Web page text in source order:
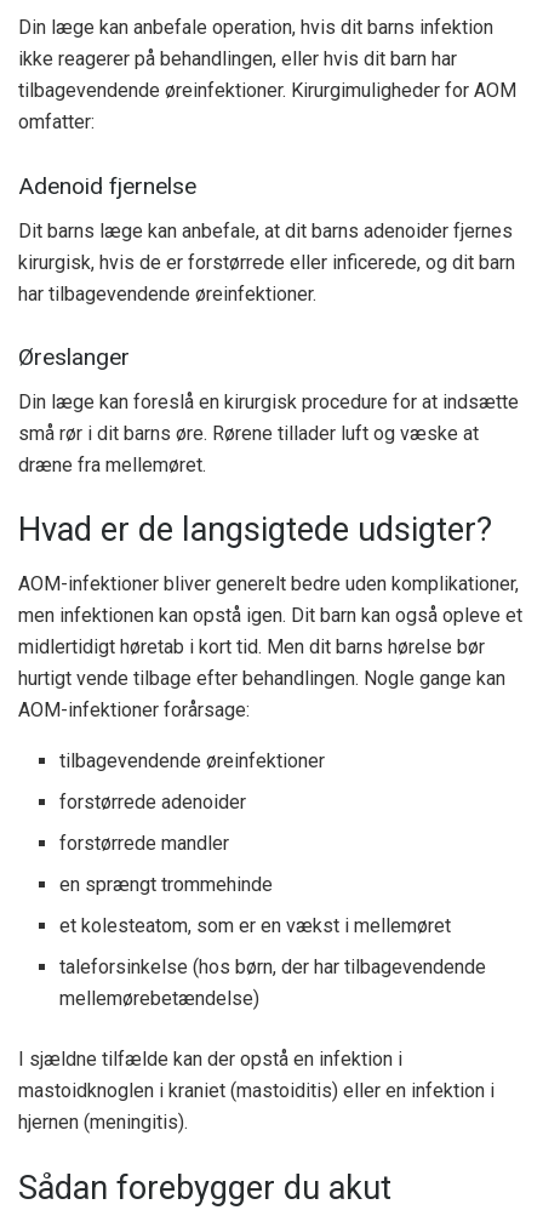
Din læge kan anbefale operation, hvis dit barns infektion
ikke reagerer på behandlingen, eller hvis dit barn har
tilbagevendende øreinfektioner. Kirurgimuligheder for AOM
omfatter:
Adenoid fjernelse
Dit barns læge kan anbefale, at dit barns adenoider fjernes
kirurgisk, hvis de er forstørrede eller inficerede, og dit barn
har tilbagevendende øreinfektioner.
Øreslanger
Din læge kan foreslå en kirurgisk procedure for at indsætte
små rør i dit barns øre. Rørene tillader luft og væske at
dræne fra mellemøret.
Hvad er de langsigtede udsigter?
AOM-infektioner bliver generelt bedre uden komplikationer,
men infektionen kan opstå igen. Dit barn kan også opleve et
midlertidigt høretab i kort tid. Men dit barns hørelse bør
hurtigt vende tilbage efter behandlingen. Nogle gange kan
AOM-infektioner forårsage:
tilbagevendende øreinfektioner
forstørrede adenoider
forstørrede mandler
en sprængt trommehinde
et kolesteatom, som er en vækst i mellemøret
taleforsinkelse (hos børn, der har tilbagevendende
mellemørebetændelse)
I sjældne tilfælde kan der opstå en infektion i
mastoidknoglen i kraniet (mastoiditis) eller en infektion i
hjernen (meningitis).
Sådan forebygger du akut